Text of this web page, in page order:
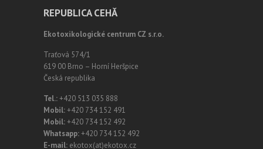
REPUBLICA CEHĂ
Ekotoxikologické centrum CZ s.r.o.
Traťová 574/1
619 00 Brno – Horní Heršpice
Česká republika
Tel.:+420 513 035 888
Mobil:+420 734 152 491
Mobil:+420 734 152 492
Whatsapp:+420 734 152 492
E-mail: ekotox(at)ekotox.cz